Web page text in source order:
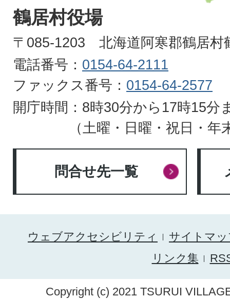
VILLAGE
HOKKAIDO
鶴居村役場
〒085-1203 北海道阿寒郡鶴居村
電話番号： 0154-64-2111
ファックス番号： 0154-64-2577
開庁時間：8時30分から17時15分
（土曜・日曜・祝日・年
問合せ先一覧
ウェブアクセシビリティ
サイトマ
リンク集
Copyright (c) 2021 TSURUI